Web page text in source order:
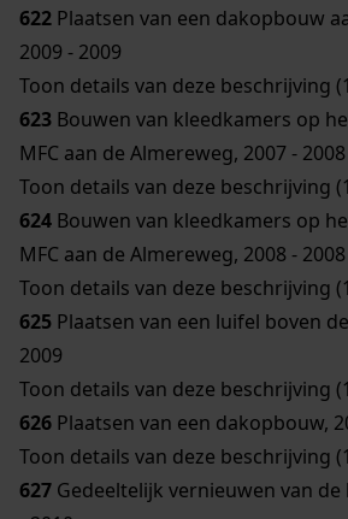
622 Plaatsen van een dakopbouw
2009 - 2009
Toon details van deze beschrijving
623 Bouwen van kleedkamers op
MFC aan de Almereweg, 2007 - 2008
Toon details van deze beschrijving
624 Bouwen van kleedkamers op
MFC aan de Almereweg, 2008 - 2008
Toon details van deze beschrijving
625 Plaatsen van een luifel boven
2009
Toon details van deze beschrijving
626 Plaatsen van een dakopbouw,
Toon details van deze beschrijving
627 Gedeeltelijk vernieuwen van